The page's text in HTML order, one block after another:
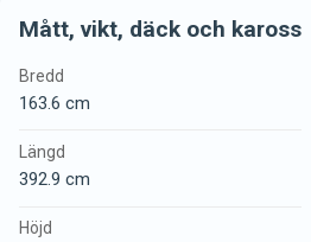
Mått, vikt, däck och kaross
Bredd
163.6 cm
Längd
392.9 cm
Höjd